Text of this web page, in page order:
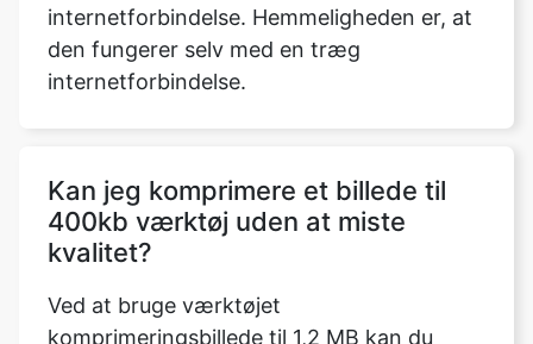
Kan jeg komprimere et billede til
Ved at bruge værktøjet
komprimeringsbillede til 1,2 MB kan du
minimere størrelsen på billeder uden at gå
på kompromis med deres kvalitet.
Medmindre andet er angivet, vil